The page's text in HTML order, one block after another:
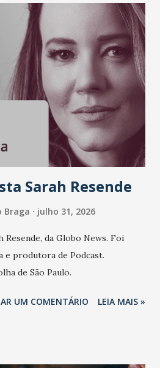
Sarah Resende
Braga julho 31, 2026
da Globo News. Foi
produtora de Podcast.
de São Paulo.
UM COMENTÁRIO LEIA MAIS »